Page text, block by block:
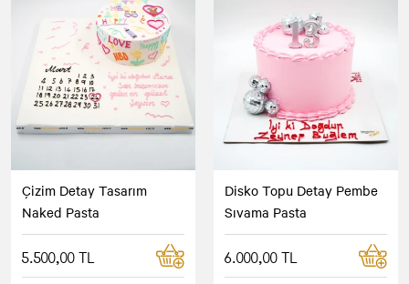
Çizim Detay Tasarım
Naked Pasta
5.500,00 TL
Disko Topu Detay Pembe
Sıvama Pasta
6.000,00 TL